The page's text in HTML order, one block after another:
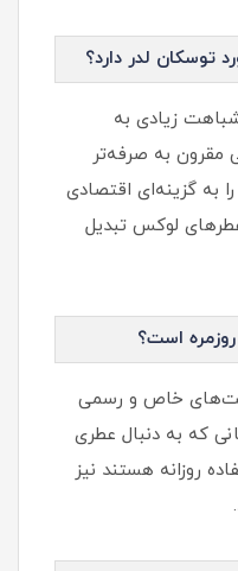
توسکان لدر دارد؟
زیادی به
مقرون به صرفه‌تر
به گزینه‌ای اقتصادی
لوکس تبدیل
است؟
خاص و رسمی
که به دنبال عطری
روزانه هستند نیز